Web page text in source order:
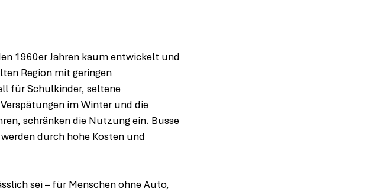
1960er Jahren kaum entwickelt und
Region mit geringen
für Schulkinder, seltene
im Winter und die
schränken die Nutzung ein. Busse
durch hohe Kosten und
sei – für Menschen ohne Auto,